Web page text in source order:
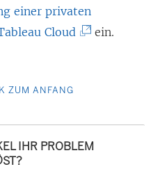
)
einer privaten
Cloud
ein.
ZUM ANFANG
IHR PROBLEM